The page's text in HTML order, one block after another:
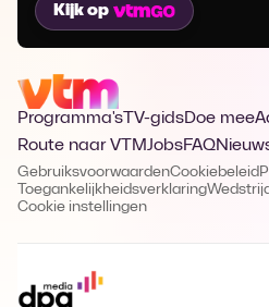
Kijk op
Programma's TV-gidsDoe mee
Route naar VTMJobsFAQ
GebruiksvoorwaardenCookiebeleid
Toegankelijkheidsverklaring
Cookie instellingen